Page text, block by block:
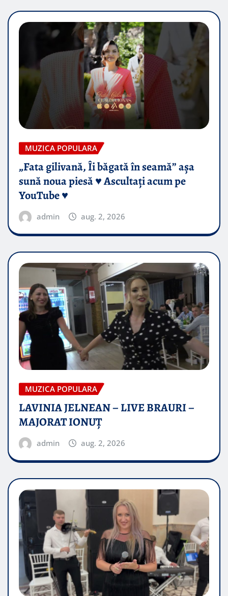
MUZICA POPULARA
„Fata gilivană, Îi băgată în seamă” așa
sună noua piesă ♥️ Ascultați acum pe
YouTube ♥️
admin aug. 2, 2026
MUZICA POPULARA
LAVINIA JELNEAN – LIVE BRAURI –
MAJORAT IONUŢ
admin aug. 2, 2026